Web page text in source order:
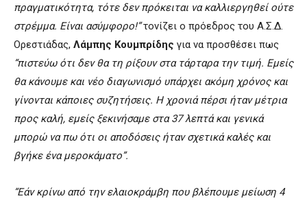
πραγματικότητα, τότε δεν πρόκειται να καλλιεργηθεί ούτε
στρέμμα. Είναι ασύμφορο!”τονίζει ο πρόεδρος του Α.Σ.Δ.
Ορεστιάδας, Λάμπης Κουμπρίδης για να προσθέσει πως
“πιστεύω ότι δεν θα τη ρίξουν στα τάρταρα την τιμή. Εμείς
θα κάνουμε και νέο διαγωνισμό υπάρχει ακόμη χρόνος και
γίνονται κάποιες συζητήσεις. Η χρονιά πέρσι ήταν μέτρια
προς καλή, εμείς ξεκινήσαμε στα37λεπτά και γενικά
μπορώ να πω ότι οι αποδόσεις ήταν σχετικά καλές και
βγήκε ένα μεροκάματο”.
“Εάν κρίνω από την ελαιοκράμβη που βλέπουμε μείωση 4